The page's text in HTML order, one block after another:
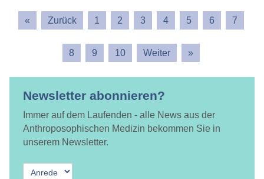
1 2 3 4 5 6 7
8 9 10
Newsletter abonnieren?
Immer auf dem Laufenden - alle News aus der
Anthroposophischen Medizin bekommen Sie in
unserem Newsletter.